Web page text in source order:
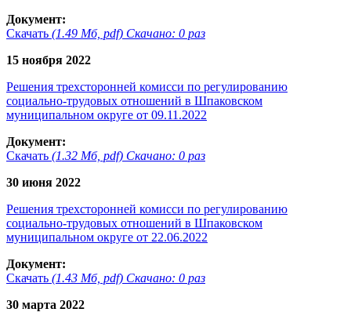
Документ:
Скачать (1.49 Мб, pdf) Скачано: 0 раз
15 ноября 2022
Решения трехсторонней комисси по регулированию
социально-трудовых отношений в Шпаковском
муниципальном округе от 09.11.2022
Документ:
Скачать (1.32 Мб, pdf) Скачано: 0 раз
30 июня 2022
Решения трехсторонней комисси по регулированию
социально-трудовых отношений в Шпаковском
муниципальном округе от 22.06.2022
Документ:
Скачать (1.43 Мб, pdf) Скачано: 0 раз
30 марта 2022